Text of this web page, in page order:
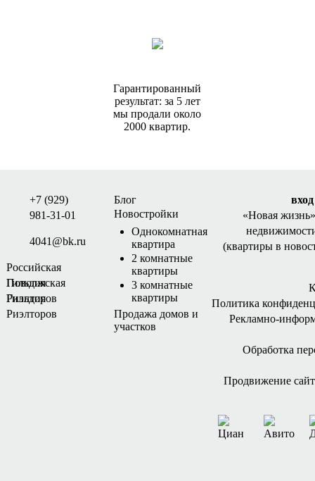
Гарантированный
результат: за 5 лет
мы продали около
2000 квартир.
+7 (929)
981-31-01
4041@bk.ru
Российская
Гильдия
Риэлторов
Поволжская
Гильдия
Риэлторов
Блог
Новостройки
Однокомнатная
квартира
2 комнатные
квартиры
3 комнатные
квартиры
Продажа домов и
участков
«Новая жизнь»
(квартиры в
Политика
Рекламно-
Обработка
Продвижение